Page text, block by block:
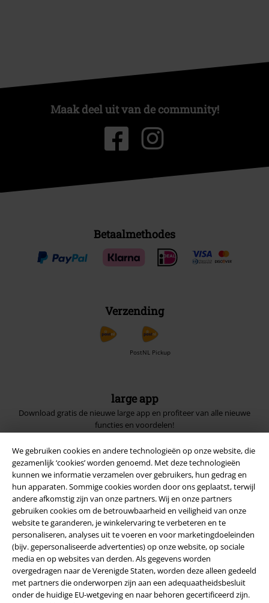
We gebruiken cookies en andere technologieën op onze website, die
gezamenlijk ‘cookies’ worden genoemd. Met deze technologieën
kunnen we informatie verzamelen over gebruikers, hun gedrag en
hun apparaten. Sommige cookies worden door ons geplaatst, terwijl
andere afkomstig zijn van onze partners. Wij en onze partners
gebruiken cookies om de betrouwbaarheid en veiligheid van onze
website te garanderen, je winkelervaring te verbeteren en te
personaliseren, analyses uit te voeren en voor marketingdoeleinden
(bijv. gepersonaliseerde advertenties) op onze website, op sociale
media en op websites van derden. Als gegevens worden
overgedragen naar de Verenigde Staten, worden deze alleen gedeeld
met partners die onderworpen zijn aan een adequaatheidsbesluit
onder de huidige EU-wetgeving en naar behoren gecertificeerd zijn.
Maak deel uit van de community!
Betaalmethodes
Verzending
PostNL Pickup
large app
Download gratis de nieuwe large app en profiteer van alle nieuwe
functies en voordelen!
A Warner Music Group Company
Beveiliging